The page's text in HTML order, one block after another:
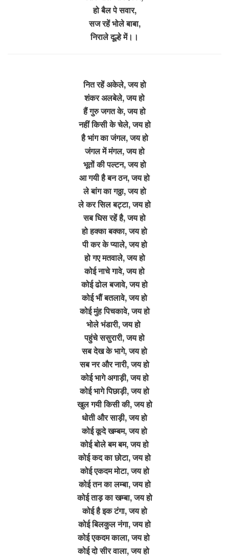
हो बैल पे सवार,
सज रहें भोले बाबा,
निराले दूल्हे में।।
नित रहें अकेले, जय हो
शंकर अलबेले, जय हो
हैं गुरु जगत के, जय हो
नहीं किसी के चेले, जय हो
है भांग का जंगल, जय हो
जंगल में मंगल, जय हो
भूतों की पल्टन, जय हो
आ गयी है बन ठन, जय हो
ले बांग का गठ्ठा, जय हो
ले कर सिल बट्टा, जय हो
सब घिस रहें है, जय हो
हो हक्का बक्का, जय हो
पी कर के प्याले, जय हो
हो गए मतवाले, जय हो
कोई नाचे गावे, जय हो
कोई ढोल बजावे, जय हो
कोई भौं बतलावे, जय हो
कोई मुंह पिचकावे, जय हो
भोले भंडारी, जय हो
पहुंचे ससुरारी, जय हो
सब देख के भागे, जय हो
सब नर और नारी, जय हो
कोई भागे अगाड़ी, जय हो
कोई भागे पिछाड़ी, जय हो
खुल गयी किसी की, जय हो
धोती और साड़ी, जय हो
कोई कूदे खम्बम, जय हो
कोई बोले बम बम, जय हो
कोई कद का छोटा, जय हो
कोई एकदम मोटा, जय हो
कोई तन का लम्बा, जय हो
कोई ताड़ का खम्बा, जय हो
कोई है इक टंगा, जय हो
कोई बिलकुल नंगा, जय हो
कोई एकदम काला, जय हो
कोई दो सीर वाला, जय हो